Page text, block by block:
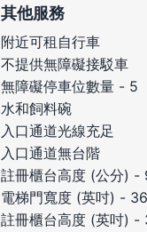
其他服務
附近可租自行車
不提供無障礙接駁車
無障礙停車位數量 - 5
水和飼料碗
入口通道光線充足
入口通道無台階
註冊櫃台高度 (公分) -
電梯門寬度 (英吋) - 36
註冊櫃台高度 (英吋) -